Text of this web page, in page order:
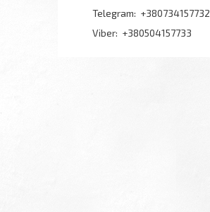
+380734157732
+380504157733